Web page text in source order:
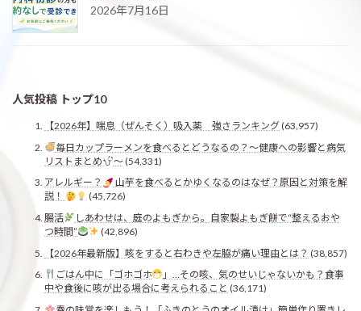
2026年7月16日
人気投稿 トップ10
【2026年】喘息（ぜんそく）吸入薬 強さランキング(63,957)
毎日カップラーメンを食べるとどうなるの？〜健康への影響と病気
リストまとめ
〜(54,331)
アレルギー？
山芋を食べるとかゆくなるのはなぜ？原因と対策を解
説！
(45,726)
腸活
しあわせは、庭のよもぎから。自家製よもぎ餅で“整えるおや
つ時間”
(42,896)
【2026年最新版】咳をすると右わきや左脇が痛い理由とは？ (38,857)
ごはん中に「ゴホゴホ
」…その咳、気のせいじゃないかも？食事
中や食後に咳が出る場合に考えられること (36,171)